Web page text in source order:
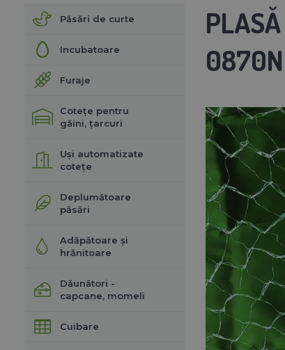
Păsări de curte
Incubatoare
Furaje
Cotețe pentru
găini, țarcuri
Uși automatizate
cotețe
Deplumătoare
păsări
Adăpătoare și
hrănitoare
Dăunători -
capcane, momeli
Cuibare